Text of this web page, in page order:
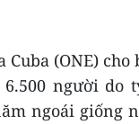
(ONE)
6.500 người
ngoái giống